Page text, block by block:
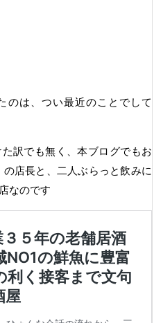
のは、つい最近のことでして
訳でも無く、本ブログでもお
店長と、二人ぶらっと飲みに
なのです